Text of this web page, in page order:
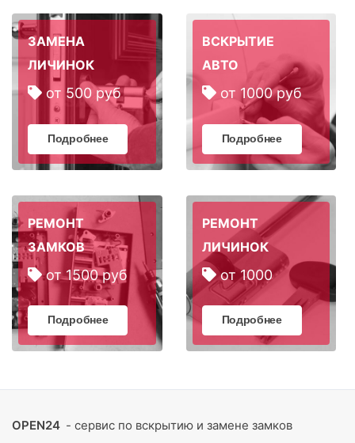
ЗАМЕНА
ЛИЧИНОК
от 500 руб
Подробнее
ВСКРЫТИЕ
АВТО
от 1000 руб
Подробнее
РЕМОНТ
ЗАМКОВ
от 1500 руб
Подробнее
РЕМОНТ
ЛИЧИНОК
от 1000
Подробнее
OPEN24 - сервис по вскрытию и замене замков